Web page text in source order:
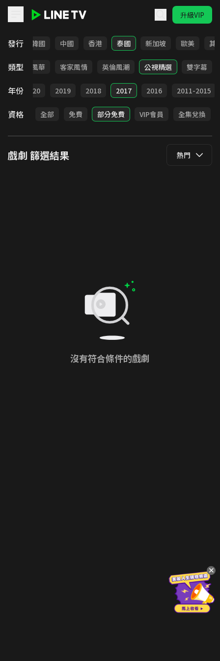
升級VIP
發行
日本 韓國 中國 香港 泰國 新加坡 歐美 其
類型台語風華 客家風情 英倫風潮 公視精選 雙字幕
年份 2020 2019 2018 2017 2016 2011-2015
資格 全部 免費 部分免費 VIP會員 全集兌換
戲劇 篩選結果 熱門
沒有符合條件的戲劇